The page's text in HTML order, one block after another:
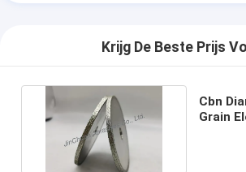
Krijg De Beste Prijs
Cbn
Grain